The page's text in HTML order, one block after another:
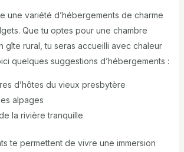
une variété d’hébergements de charme
Que tu optes pour une chambre
gîte rural, tu seras accueilli avec chaleur
quelques suggestions d’hébergements :
d’hôtes du vieux presbytère
alpages
la rivière tranquille
te permettent de vivre une immersion